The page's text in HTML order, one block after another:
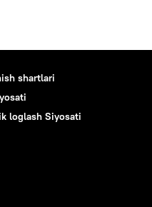
shartlari
loglash Siyosati